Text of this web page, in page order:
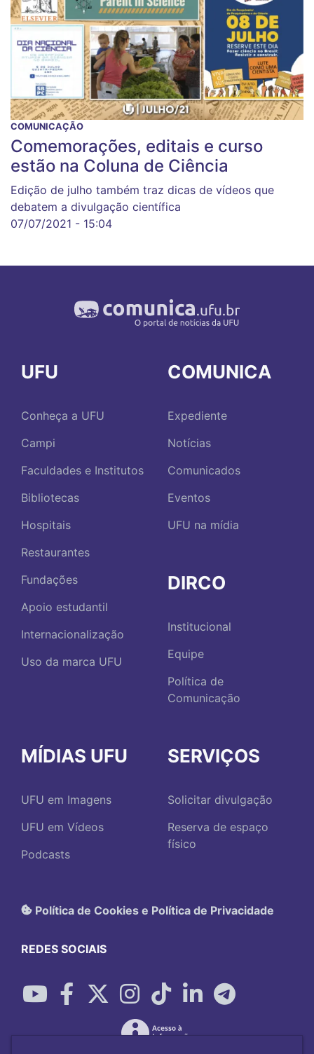
COMUNICAÇÃO
Comemorações, editais e curso
estão na Coluna de Ciência
Edição de julho também traz dicas de vídeos que
debatem a divulgação científica
07/07/2021 - 15:04
UFU
Conheça a UFU
Campi
Faculdades e Institutos
Bibliotecas
Hospitais
Restaurantes
Fundações
Apoio estudantil
Internacionalização
Uso da marca UFU
COMUNICA
Expediente
Notícias
Comunicados
Eventos
UFU na mídia
DIRCO
Institucional
Equipe
Política de
Comunicação
MÍDIAS UFU
UFU em Imagens
UFU em Vídeos
Podcasts
SERVIÇOS
Solicitar divulgação
Reserva de espaço
físico
Política de Cookies e Política de Privacidade
REDES SOCIAIS